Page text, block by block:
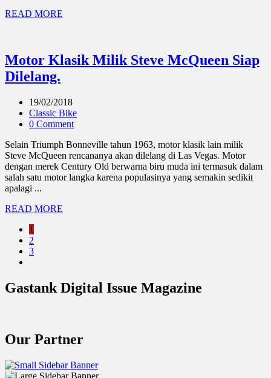
READ MORE
Motor Klasik Milik Steve McQueen Siap
Dilelang.
19/02/2018
Classic Bike
0 Comment
Selain Triumph Bonneville tahun 1963, motor klasik lain milik
Steve McQueen rencananya akan dilelang di Las Vegas. Motor
dengan merek Century Old berwarna biru muda ini termasuk dalam
salah satu motor langka karena populasinya yang semakin sedikit
apalagi ...
READ MORE
1
2
3
Gastank Digital Issue Magazine
Our Partner